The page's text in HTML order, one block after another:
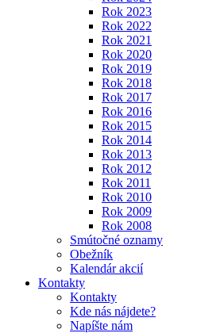
Rok 2023
Rok 2022
Rok 2021
Rok 2020
Rok 2019
Rok 2018
Rok 2017
Rok 2016
Rok 2015
Rok 2014
Rok 2013
Rok 2012
Rok 2011
Rok 2010
Rok 2009
Rok 2008
Smútočné oznamy
Obežník
Kalendár akcií
Kontakty
Kontakty
Kde nás nájdete?
Napíšte nám